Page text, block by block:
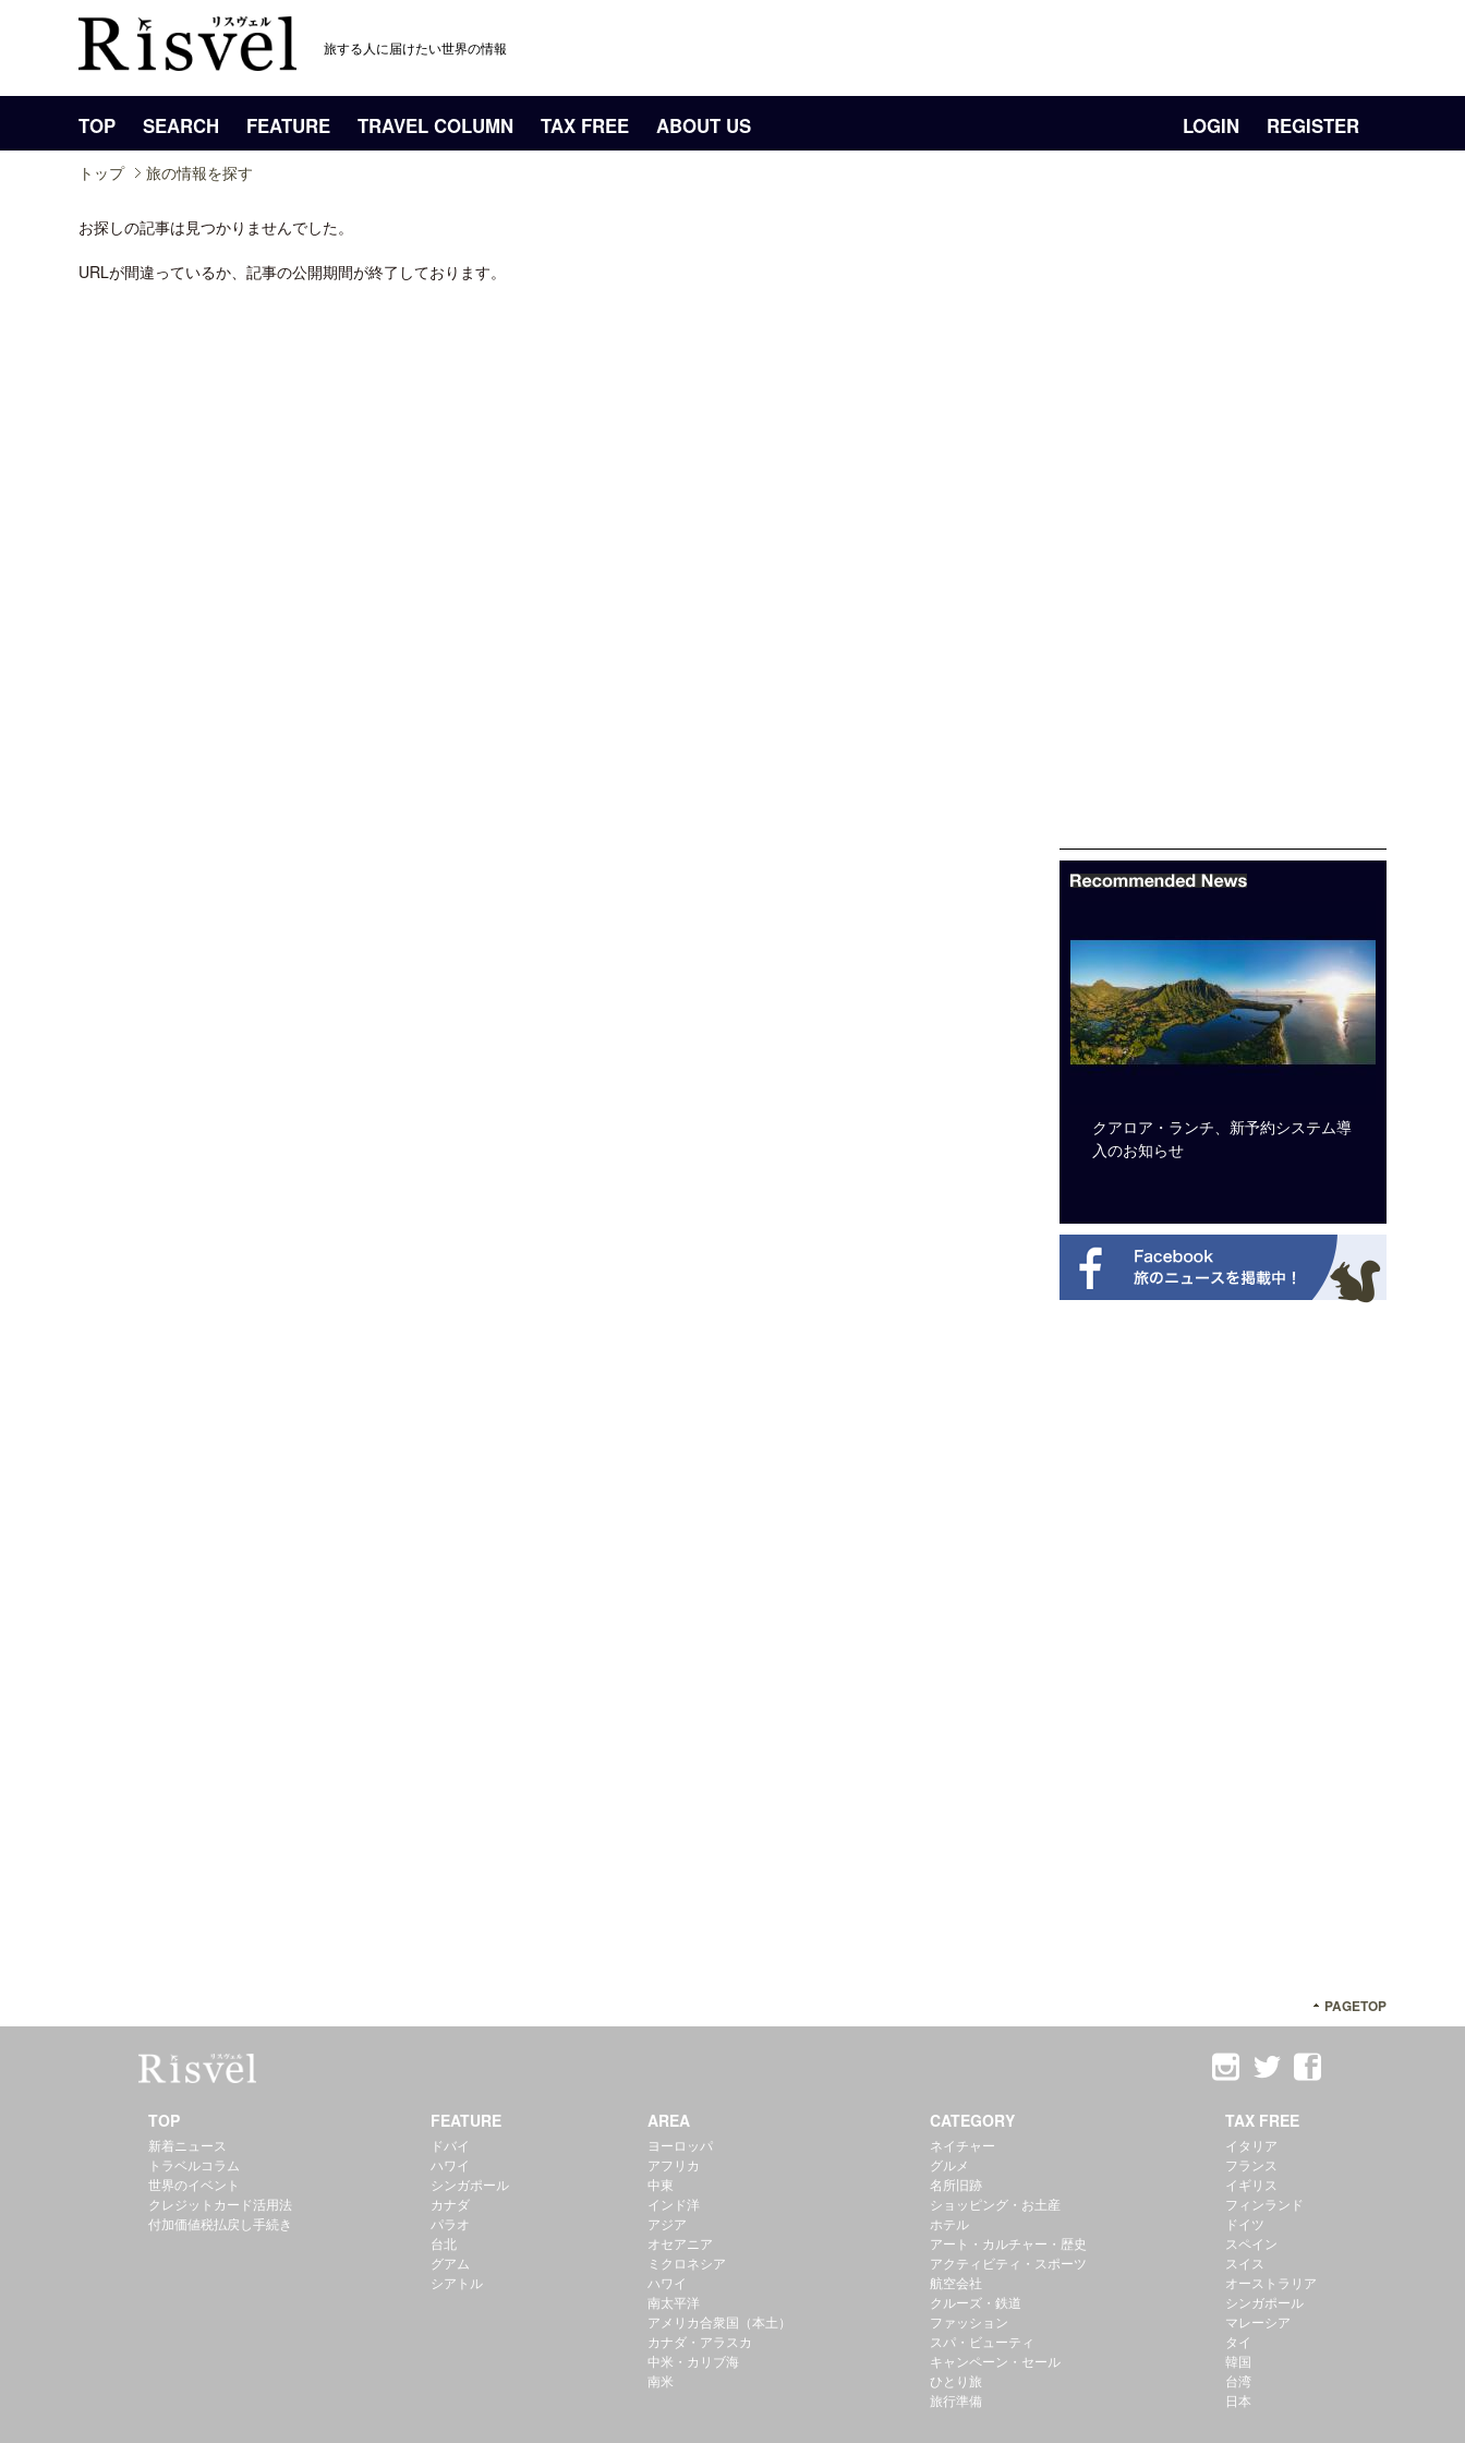
旅する人に届けたい世界の情報
TOP SEARCH FEATURE TRAVEL COLUMN TAX FREE ABOUT US LOGIN REGISTER
トップ 旅の情報を探す
お探しの記事は見つかりませんでした。
URLが間違っているか、記事の公開期間が終了しております。
クアロア・ランチ、新予約システム導
入のお知らせ
PAGETOP
TOP
新着ニュース
トラベルコラム
世界のイベント
クレジットカード活用法
付加価値税払戻し手続き
FEATURE
ドバイ
ハワイ
シンガポール
カナダ
パラオ
台北
グアム
シアトル
AREA
ヨーロッパ
アフリカ
中東
インド洋
アジア
オセアニア
ミクロネシア
ハワイ
南太平洋
アメリカ合衆国（本土）
カナダ・アラスカ
中米・カリブ海
南米
CATEGORY
ネイチャー
グルメ
名所旧跡
ショッピング・お土産
ホテル
アート・カルチャー・歴史
アクティビティ・スポーツ
航空会社
クルーズ・鉄道
ファッション
スパ・ビューティ
キャンペーン・セール
ひとり旅
旅行準備
TAX FREE
イタリア
フランス
イギリス
フィンランド
ドイツ
スペイン
スイス
オーストラリア
シンガポール
マレーシア
タイ
韓国
台湾
日本